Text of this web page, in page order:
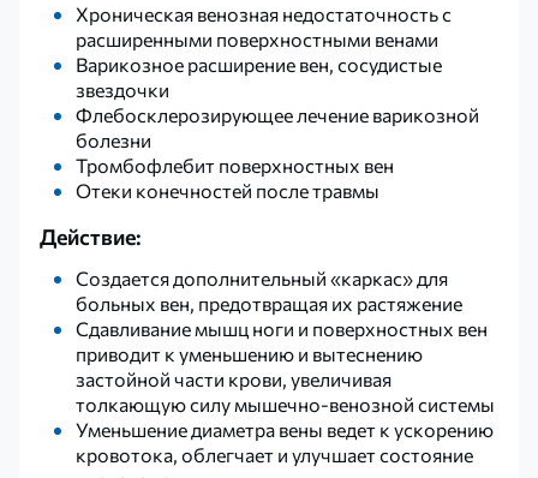
Хроническая венозная недостаточность с
расширенными поверхностными венами
Варикозное расширение вен, сосудистые
звездочки
Флебосклерозирующее лечение варикозной
болезни
Тромбофлебит поверхностных вен
Отеки конечностей после травмы
Действие:
Создается дополнительный «каркас» для
больных вен, предотвращая их растяжение
Сдавливание мышц ноги и поверхностных вен
приводит к уменьшению и вытеснению
застойной части крови, увеличивая
толкающую силу мышечно-венозной системы
Уменьшение диаметра вены ведет к ускорению
кровотока, облегчает и улучшает состояние